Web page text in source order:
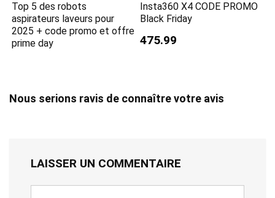
Top 5 des robots
aspirateurs laveurs pour
2025 + code promo et offre
prime day
Insta360 X4 CODE PROMO
Black Friday
475.99
Nous serions ravis de connaître votre avis
LAISSER UN COMMENTAIRE